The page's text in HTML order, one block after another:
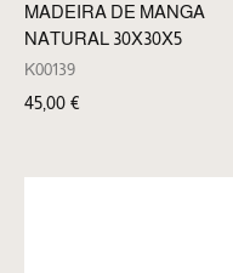
MADEIRA DE MANGA
NATURAL 30X30X5
K00139
45,00 €